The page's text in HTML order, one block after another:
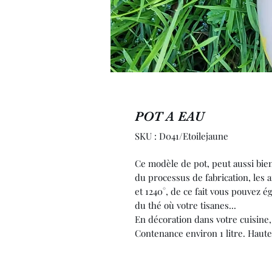
POT A EAU
SKU : D041/Etoilejaune
Ce modèle de pot, peut aussi
du processus de fabrication, les
et 1240°, de ce fait vous pouvez
du thé où votre tisanes...
En décoration dans votre
Contenance environ 1 litre.